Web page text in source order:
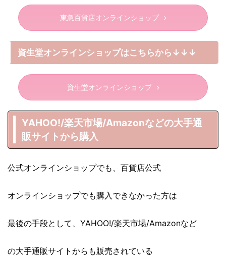
東急百貨店オンラインショップ
資生堂オンラインショップはこちらから↓↓↓
資生堂オンラインショップ
YAHOO!/楽天市場/Amazonなどの大手通
販サイトから購入
公式オンラインショップでも、百貨店公式
オンラインショップでも購入できなかった方は
最後の手段として、YAHOO!/楽天市場/Amazonなど
の大手通販サイトからも販売されている